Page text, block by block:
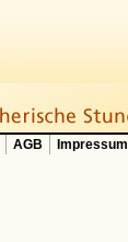
AGB Impressum